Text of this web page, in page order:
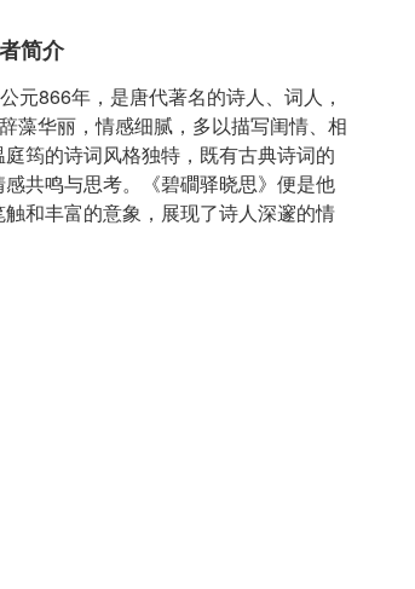
简介
元866年，是唐代著名的诗人、词人，
藻华丽，情感细腻，多以描写闺情、相
筠的诗词风格独特，既有古典诗词的
共鸣与思考。《碧磵驿晓思》便是他
和丰富的意象，展现了诗人深邃的情